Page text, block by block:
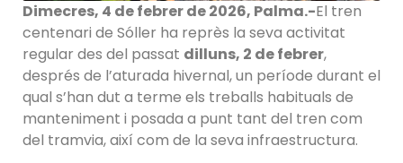
Dimecres, 4 de febrer de 2026, Palma.-El tren
centenari de Sóller ha reprès la seva activitat
regular des del passat dilluns, 2 de febrer,
després de l’aturada hivernal, un període durant el
qual s’han dut a terme els treballs habituals de
manteniment i posada a punt tant del tren com
del tramvia, així com de la seva infraestructura.